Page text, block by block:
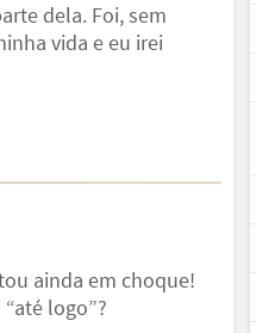
dela. Foi, sem
vida e eu irei
ainda em choque!
logo”?